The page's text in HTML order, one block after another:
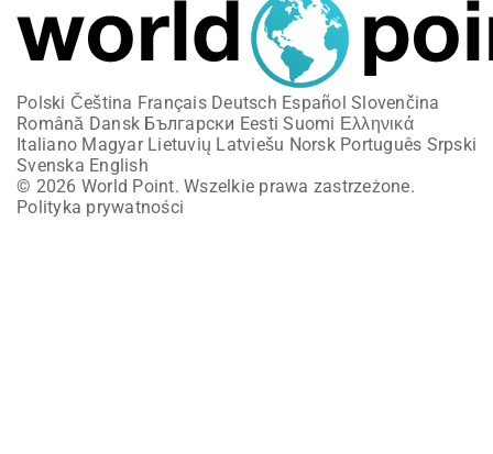
Polski Čeština Français Deutsch Español Slovenčina
Română Dansk Български Eesti Suomi Ελληνικά
Italiano Magyar Lietuvių Latviešu Norsk Português Srpski
Svenska English
© 2026 World Point. Wszelkie prawa zastrzeżone.
Polityka prywatności